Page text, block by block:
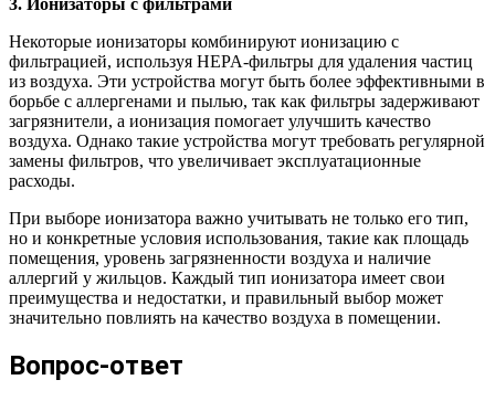
Некоторые ионизаторы комбинируют ионизацию с
фильтрацией, используя HEPA-фильтры для удаления частиц
из воздуха. Эти устройства могут быть более эффективными в
борьбе с аллергенами и пылью, так как фильтры задерживают
загрязнители, а ионизация помогает улучшить качество
воздуха. Однако такие устройства могут требовать регулярной
замены фильтров, что увеличивает эксплуатационные
расходы.
При выборе ионизатора важно учитывать не только его тип,
но и конкретные условия использования, такие как площадь
помещения, уровень загрязненности воздуха и наличие
аллергий у жильцов. Каждый тип ионизатора имеет свои
преимущества и недостатки, и правильный выбор может
значительно повлиять на качество воздуха в помещении.
Вопрос-ответ